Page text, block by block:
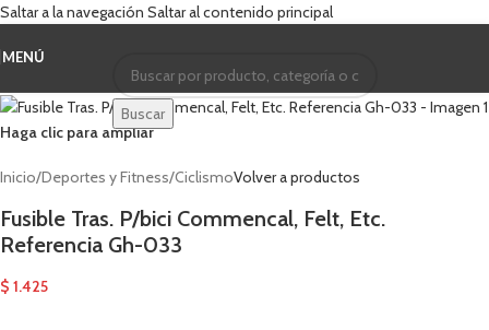
Saltar a la navegación Saltar al contenido principal
MENÚ
Buscar Cuando hay resultados autocompletados,
Haga clic para ampliar
Inicio/Deportes y Fitness/CiclismoVolver a productos
Fusible Tras. P/bici Commencal, Felt, Etc.
Referencia Gh-033
$ 1.425